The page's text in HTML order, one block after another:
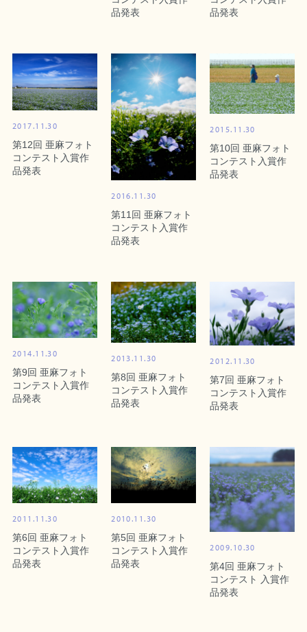
品発表
品発表
2017.11.30
第12回 亜麻フォト
コンテスト入賞作
品発表
2016.11.30
第11回 亜麻フォト
コンテスト入賞作
品発表
2015.11.30
第10回 亜麻フォト
コンテスト入賞作
品発表
2014.11.30
第9回 亜麻フォト
コンテスト入賞作
品発表
2013.11.30
第8回 亜麻フォト
コンテスト入賞作
品発表
2012.11.30
第7回 亜麻フォト
コンテスト入賞作
品発表
2011.11.30
第6回 亜麻フォト
コンテスト入賞作
品発表
2010.11.30
第5回 亜麻フォト
コンテスト入賞作
品発表
2009.10.30
第4回 亜麻フォト
コンテスト 入賞作
品発表